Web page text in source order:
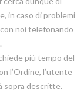
in caso di problemi
noi telefonando
più tempo del
l’Ordine, l’utente
sopra descritte.